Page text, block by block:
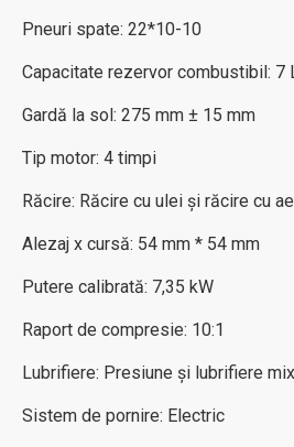
Pneuri spate: 22*10-10
Capacitate rezervor combustibil: 7
Gardă la sol: 275 mm ± 15 mm
Tip motor: 4 timpi
Răcire: Răcire cu ulei și răcire cu
Alezaj x cursă: 54 mm * 54 mm
Putere calibrată: 7,35 kW
Raport de compresie: 10:1
Lubrifiere: Presiune și lubrifiere
Sistem de pornire: Electric